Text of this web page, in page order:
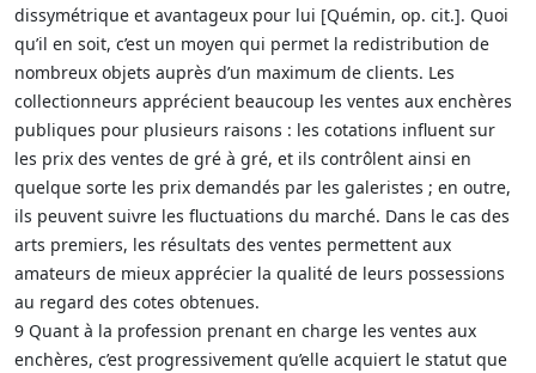
dissymétrique et avantageux pour lui [Quémin, op. cit.]. Quoi
qu’il en soit, c’est un moyen qui permet la redistribution de
nombreux objets auprès d’un maximum de clients. Les
collectionneurs apprécient beaucoup les ventes aux enchères
publiques pour plusieurs raisons : les cotations influent sur
les prix des ventes de gré à gré, et ils contrôlent ainsi en
quelque sorte les prix demandés par les galeristes ; en outre,
ils peuvent suivre les fluctuations du marché. Dans le cas des
arts premiers, les résultats des ventes permettent aux
amateurs de mieux apprécier la qualité de leurs possessions
au regard des cotes obtenues.
9 Quant à la profession prenant en charge les ventes aux
enchères, c’est progressivement qu’elle acquiert le statut que